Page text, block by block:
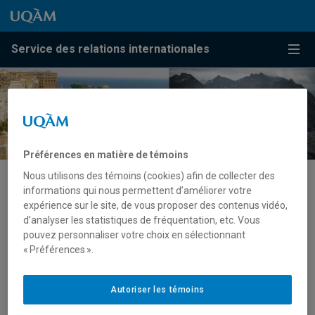
Passer au contenu
Accéder au menu principal
Accéder à la recherche
Passer au contenu
Accéder au menu principal
Service des relations internationales
Menu
Partenaires internationaux
En tant que partenaires de l’UQAM, vous bénéficiez d’un
accompagnement soutenu de l’
Préférences en matière de témoins
Nous utilisons des témoins (cookies) afin de collecter des
informations qui nous permettent d’améliorer votre
expérience sur le site, de vous proposer des contenus vidéo,
d’analyser les statistiques de fréquentation, etc. Vous
pouvez personnaliser votre choix en sélectionnant
« Préférences ».
Autoriser les témoins